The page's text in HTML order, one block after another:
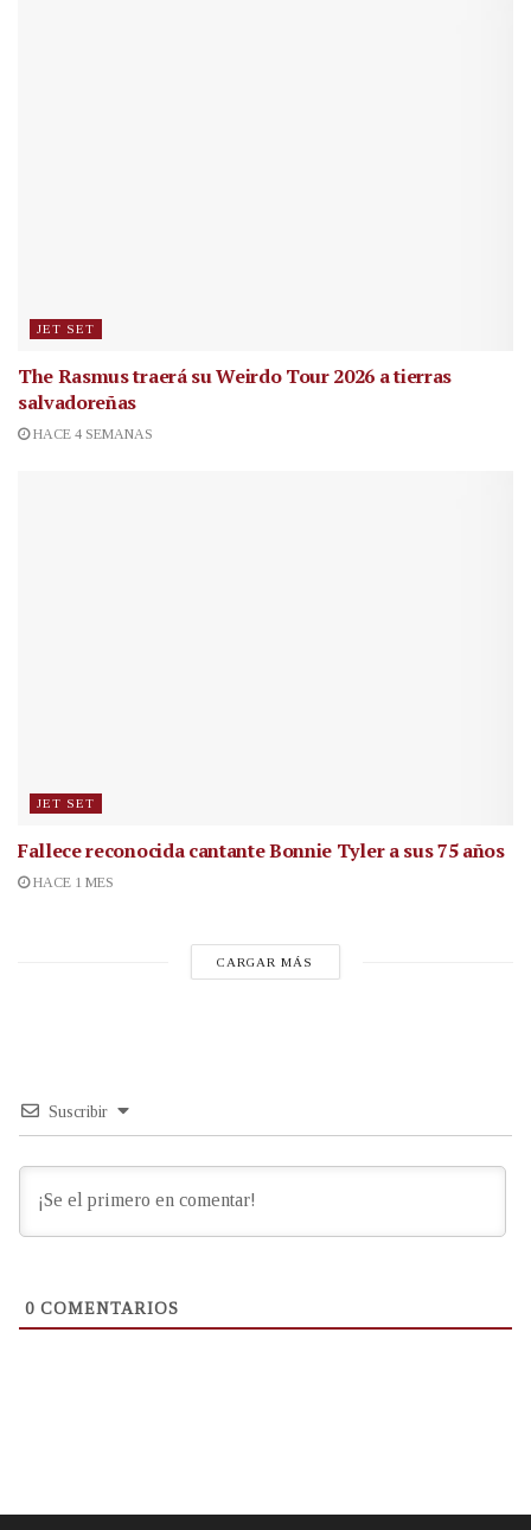
JET SET
The Rasmus traerá su Weirdo Tour 2026 a tierras
salvadoreñas
HACE 4 SEMANAS
JET SET
Fallece reconocida cantanteBonnie Tyler a sus 75 años
HACE 1 MES
CARGAR MÁS
Suscribir
0 COMENTARIOS